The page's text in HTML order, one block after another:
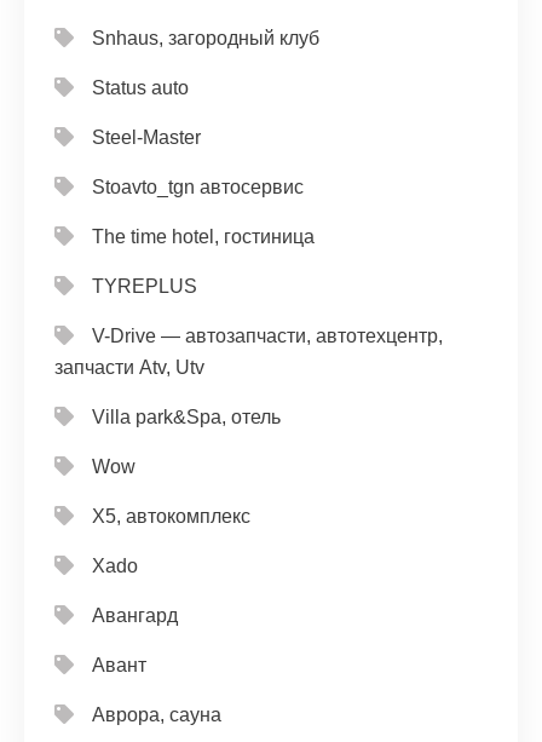
Snhaus, загородный клуб
Status auto
Steel-Master
Stoavto_tgn автосервис
The time hotel, гостиница
TYREPLUS
V-Drive — автозапчасти, автотехцентр,
запчасти Atv, Utv
Villa park&Spa, отель
Wow
X5, автокомплекс
Xado
Авангард
Авант
Аврора, сауна